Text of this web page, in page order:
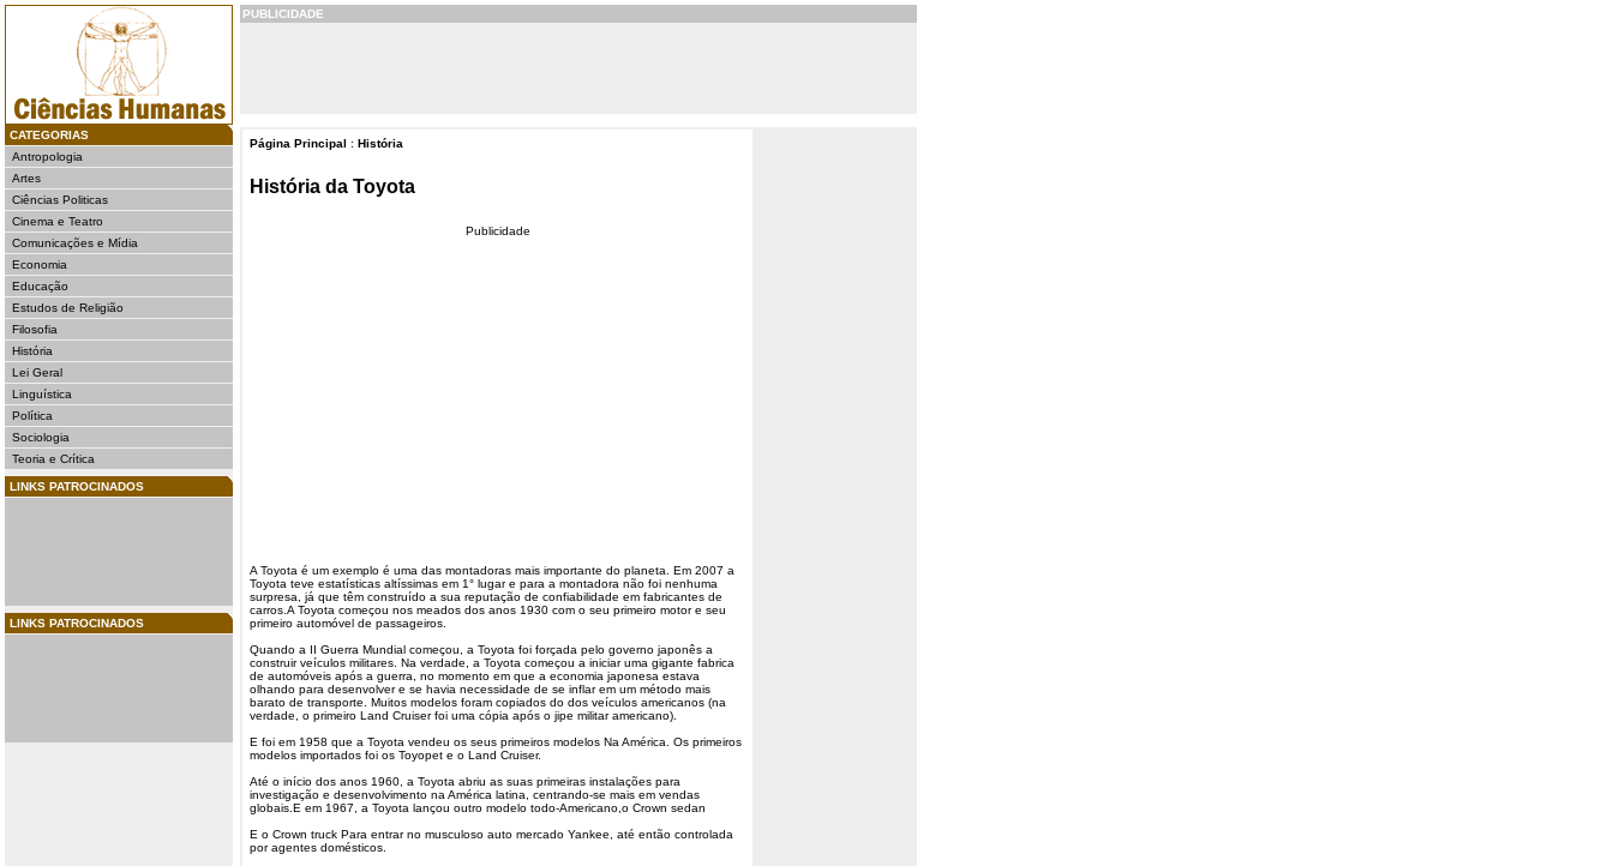
CATEGORIAS
Antropologia
Artes
Ciências Politicas
Cinema e Teatro
Comunicações e Mídia
Economia
Educação
Estudos de Religião
Filosofia
História
Lei Geral
Linguística
Política
Sociologia
Teoria e Crítica
LINKS PATROCINADOS
LINKS PATROCINADOS
PUBLICIDADE
Página Principal : História
História da Toyota
Publicidade
A Toyota é um exemplo é uma das montadoras mais importante do planeta. Em 2007 a
Toyota teve estatísticas altíssimas em 1° lugar e para a montadora não foi nenhuma
surpresa, já que têm construído a sua reputação de confiabilidade em fabricantes de
carros.A Toyota começou nos meados dos anos 1930 com o seu primeiro motor e seu
primeiro automóvel de passageiros.
Quando a II Guerra Mundial começou, a Toyota foi forçada pelo governo japonês a
construir veículos militares. Na verdade, a Toyota começou a iniciar uma gigante fabrica
de automóveis após a guerra, no momento em que a economia japonesa estava
olhando para desenvolver e se havia necessidade de se inflar em um método mais
barato de transporte. Muitos modelos foram copiados do dos veículos americanos (na
verdade, o primeiro Land Cruiser foi uma cópia após o jipe militar americano).
E foi em 1958 que a Toyota vendeu os seus primeiros modelos Na América. Os primeiros
modelos importados foi os Toyopet e o Land Cruiser.
Até o início dos anos 1960, a Toyota abriu as suas primeiras instalações para
investigação e desenvolvimento na América latina, centrando-se mais em vendas
globais.E em 1967, a Toyota lançou outro modelo todo-Americano,o Crown sedan
E o Crown truck Para entrar no musculoso auto mercado Yankee, até então controlada
por agentes domésticos.